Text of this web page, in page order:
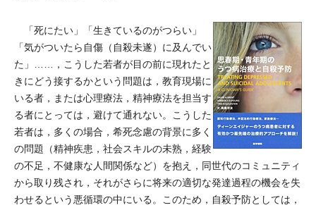
「死にたい」「生きているのがつらい」
「気がついたら自傷（自殺未遂）に及んでい
た」……，こうした若者が目の前に現れたと
きにどう接するかという問題は，教育現場に
いる者，または心理療法，精神療法を担当す
る者にとっては，避けて通れない。こうした
若者は，多くの場合，希死念慮の背景に多く
の問題（精神疾患，社会スキルの未熟，経験
の不足，不健康な人間関係など）を抱え，同世代のコミュニティ
から取り残され，それがさらに将来の適切な発達過程の機会を失
わせるという悪循環の中にいる。このため，自殺予防としては，